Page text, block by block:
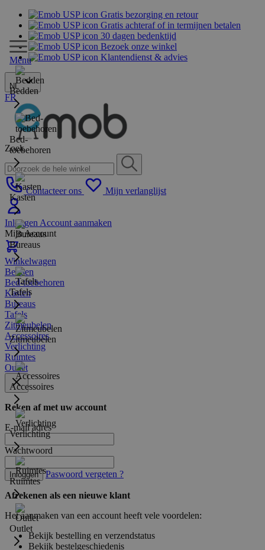
Gratis bezorging en retour
Gratis achteraf of in termijnen betalen
30 dagen bedenktijd
Bezoek onze winkel
Klantendienst & advies
NL
FR
Zoek
Contacteer ons Mijn verlanglijst
Inloggen Account aanmaken
Mijn Account
Winkelwagen
Menu
Bedden
Bed-
toebehoren
Kasten
Bureaus
Tafels
Zitmeubelen
Accessoires
Verlichting
Ruimtes
Outlet
Bedden
Bed-toebehoren
Kasten
Bureaus
Tafels
Zitmeubelen
Accessoires
Verlichting
Ruimtes
Outlet
Reken af met uw account
E-mail adres
Wachtwoord
Inloggen Paswoord vergeten ?
Afrekenen als een nieuwe klant
Het aanmaken van een account heeft vele voordelen:
Bekijk bestelling en verzendstatus
Bekijk bestelgeschiedenis